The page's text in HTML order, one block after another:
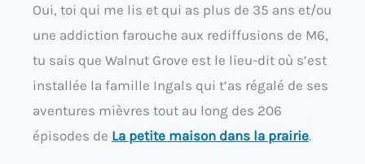
Oui, toi qui me lis et qui as plus de 35 ans et/ou
une addiction farouche aux rediffusions de M6,
tu sais que Walnut Grove est le lieu-dit où s’est
installée la famille Ingals qui t’as régalé de ses
aventures mièvres tout au long des 206
épisodes de La petite maison dans la prairie.